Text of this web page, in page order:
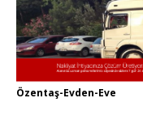
Özentaş-Evden-Eve